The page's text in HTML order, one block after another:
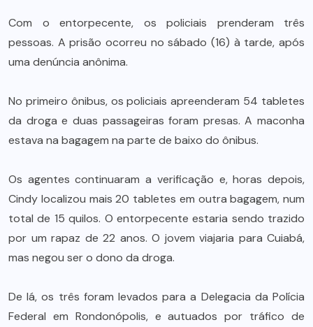
Com o entorpecente, os policiais prenderam três
pessoas. A prisão ocorreu no sábado (16) à tarde, após
uma denúncia anônima.
No primeiro ônibus, os policiais apreenderam 54 tabletes
da droga e duas passageiras foram presas. A maconha
estava na bagagem na parte de baixo do ônibus.
Os agentes continuaram a verificação e, horas depois,
Cindy localizou mais 20 tabletes em outra bagagem, num
total de 15 quilos. O entorpecente estaria sendo trazido
por um rapaz de 22 anos. O jovem viajaria para Cuiabá,
mas negou ser o dono da droga.
De lá, os três foram levados para a Delegacia da Polícia
Federal em Rondonópolis, e autuados por tráfico de